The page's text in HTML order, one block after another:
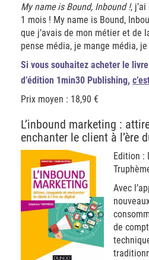
My name is Bound, Inbound !,
1 mois ! My name is Bound,
que j’avais de mon métier et de
pense média, je mange média,
Si vous souhaitez acheter le
d’édition 1min30 Publishing,
Prix moyen : 18,90 €
L’inbound marketing :
enchanter le client à l’ère
Edition :
Avec
de